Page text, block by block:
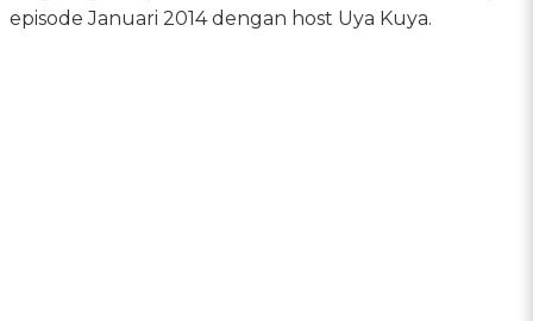
episode Januari 2014 dengan host Uya Kuya.